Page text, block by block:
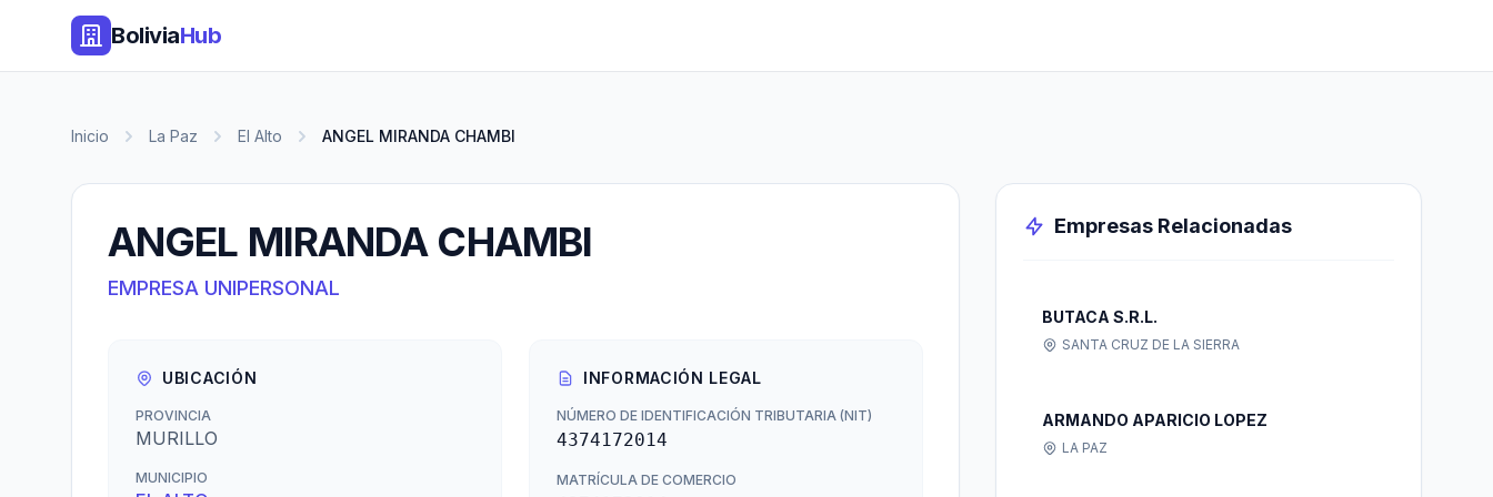
BoliviaHub
Inicio La Paz El Alto ANGEL MIRANDA CHAMBI
ANGEL MIRANDA CHAMBI
EMPRESA UNIPERSONAL
UBICACIÓN
PROVINCIA
MURILLO
MUNICIPIO
INFORMACIÓN LEGAL
NÚMERO DE IDENTIFICACIÓN TRIBUTARIA (NIT)
4374172014
MATRÍCULA DE COMERCIO
Empresas Relacionadas
BUTACA S.R.L.
SANTA CRUZ DE LA SIERRA
ARMANDO APARICIO LOPEZ
LA PAZ